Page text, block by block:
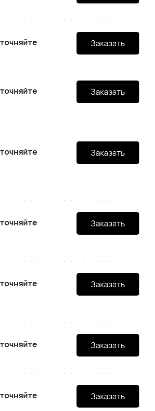
Заказать
Заказать
Заказать
Заказать
Заказать
Заказать
Заказать